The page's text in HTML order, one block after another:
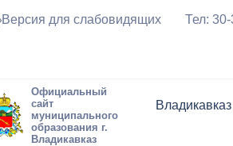
Версия для слабовидящих Тел:
Официальный
сайт
муниципального
образования г.
Владикавказ
Владикавказ